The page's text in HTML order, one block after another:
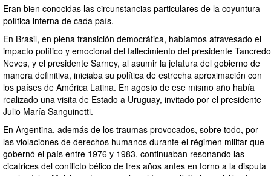
Eran bien conocidas las circunstancias particulares de la coyuntura
política interna de cada país.
En Brasil, en plena transición democrática, habíamos atravesado el
impacto político y emocional del fallecimiento del presidente Tancredo
Neves, y el presidente Sarney, al asumir la jefatura del gobierno de
manera definitiva, iniciaba su política de estrecha aproximación con
los países de América Latina. En agosto de ese mismo año había
realizado una visita de Estado a Uruguay, invitado por el presidente
Julio María Sanguinetti.
En Argentina, además de los traumas provocados, sobre todo, por
las violaciones de derechos humanos durante el régimen militar que
gobernó el país entre 1976 y 1983, continuaban resonando las
cicatrices del conflicto bélico de tres años antes en torno a la disputa